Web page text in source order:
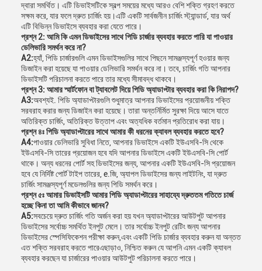
দ্বারা সমর্থিত। এটি ডিভাইসটিকে স্বল্প সময়ের মধ্যে আরও বেশি শক্তি গ্রহণ করতে
সক্ষম করে, যার ফলে দ্রুত চার্জিং হয়।এটি একটি সার্বজনীন চার্জিং স্ট্যান্ডার্ড, যার অর্থ
এটি বিভিন্ন ডিভাইসে ব্যবহার করা যেতে পারে।
প্রশ্ন 2: আমি কি এমন ডিভাইসের সাথে পিডি চার্জার ব্যবহার করতে পারি যা পাওয়ার
ডেলিভারি সমর্থন করে না?
A2:হ্যাঁ, পিডি চার্জারগুলি এমন ডিভাইসগুলির সাথে পিছনে সামঞ্জস্যপূর্ণ হওয়ার জন্য
ডিজাইন করা হয়েছে যা পাওয়ার ডেলিভারি সমর্থন করে না। তবে, চার্জিং গতি আপনার
ডিভাইসটি পরিচালনা করতে পারে তার মধ্যে সীমাবদ্ধ থাকবে।
প্রশ্ন 3: আমার স্মার্টফোন বা ট্যাবলেট দিয়ে পিডি অ্যাডাপ্টার ব্যবহার করা কি নিরাপদ?
A3:অবশ্যই. পিডি অ্যাডাপ্টারগুলি শুধুমাত্র আপনার ডিভাইসের প্রয়োজনীয় শক্তি
সরবরাহ করার জন্য ডিজাইন করা হয়েছে। তারা অন্তর্নির্মিত সুরক্ষা দিয়ে আসে যাতে
অতিরিক্ত চার্জিং, অতিরিক্ত উত্তাপ এবং অত্যধিক বর্তমান প্রতিরোধ করা যায়।
প্রশ্ন ৪ঃ পিডি অ্যাডাপ্টারের সাথে আমার কী ধরনের ক্যাবল ব্যবহার করতে হবে?
A4:পাওয়ার ডেলিভারি সুবিধা নিতে, আপনার ডিভাইসে একটি ইউএসবি-সি থেকে
ইউএসবি-সি তারের প্রয়োজন হবে যদি আপনার ডিভাইসে একটি ইউএসবি-সি পোর্ট
থাকে। অন্য ধরনের পোর্ট সহ ডিভাইসের জন্য, আপনার একটি ইউএসবি-সি প্রয়োজন
হবে যে নির্দিষ্ট পোর্ট টাইপ তারের, e.জি, অ্যাপল ডিভাইসের জন্য লাইটনিং, যা দ্রুত
চার্জিং সামঞ্জস্যপূর্ণ মডেলগুলির জন্য পিডি সমর্থন করে।
প্রশ্ন ৫ঃ আমার ডিভাইসটি আমার পিডি অ্যাডাপ্টারের সাহায্যে দ্রুততম গতিতে চার্জ
হচ্ছে কিনা তা আমি কীভাবে জানব?
A5:সবচেয়ে দ্রুত চার্জিং গতি অর্জন করা হয় যখন অ্যাডাপ্টারের আউটপুট আপনার
ডিভাইসের সর্বোচ্চ সমর্থিত ইনপুট মেলে। তার সর্বোচ্চ ইনপুট রেটিং জন্য আপনার
ডিভাইসের স্পেসিফিকেশন পরীক্ষা করুন,এবং একটি পিডি চার্জার ব্যবহার করুন যা অন্তত
এত শক্তি সরবরাহ করতে পারেএছাড়াও, নিশ্চিত করুন যে আপনি এমন একটি ক্যাবল
ব্যবহার করছেন যা চার্জারের পাওয়ার আউটপুট পরিচালনা করতে পারে।